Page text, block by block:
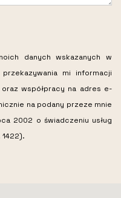
danych wskazanych w
mi informacji
współpracy na adres e-
na podany przeze mnie
2002 o świadczeniu usług